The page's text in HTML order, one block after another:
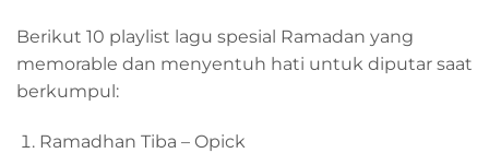
Berikut 10 playlist lagu spesial Ramadan yang
memorable dan menyentuh hati untuk diputar saat
berkumpul:
Ramadhan Tiba – Opick